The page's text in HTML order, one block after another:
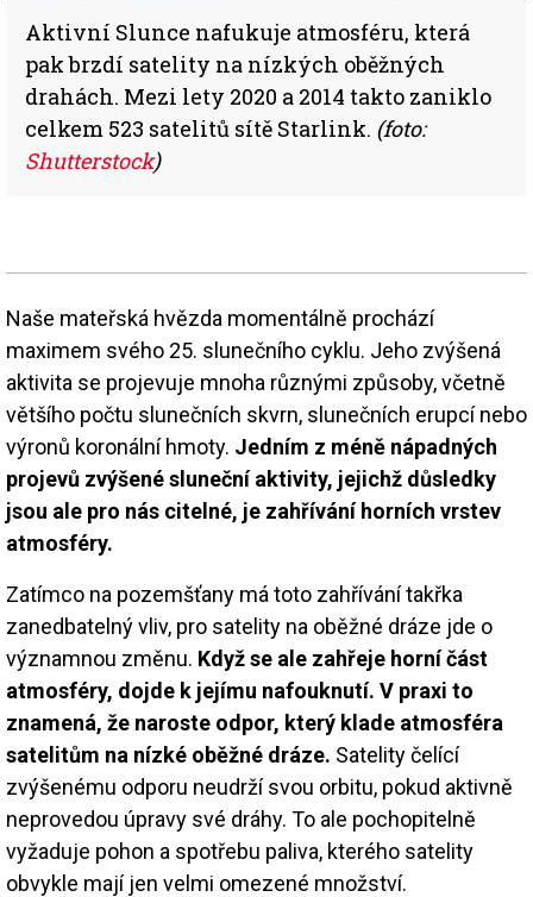
Aktivní Slunce nafukuje atmosféru, která
pak brzdí satelity na nízkých oběžných
drahách. Mezi lety 2020 a 2014 takto zaniklo
celkem 523 satelitů sítě Starlink. (foto:
Shutterstock)
Naše mateřská hvězda momentálně prochází
maximem svého 25. slunečního cyklu. Jeho zvýšená
aktivita se projevuje mnoha různými způsoby, včetně
většího počtu slunečních skvrn, slunečních erupcí nebo
výronů koronální hmoty. Jedním z méně nápadných
projevů zvýšené sluneční aktivity, jejichž důsledky
jsou ale pro nás citelné, je zahřívání horních vrstev
atmosféry.
Zatímco na pozemšťany má toto zahřívání takřka
zanedbatelný vliv, pro satelity na oběžné dráze jde o
významnou změnu. Když se ale zahřeje horní část
atmosféry, dojde k jejímu nafouknutí. V praxi to
znamená, že naroste odpor, který klade atmosféra
satelitům na nízké oběžné dráze. Satelity čelící
zvýšenému odporu neudrží svou orbitu, pokud aktivně
neprovedou úpravy své dráhy. To ale pochopitelně
vyžaduje pohon a spotřebu paliva, kterého satelity
obvykle mají jen velmi omezené množství.